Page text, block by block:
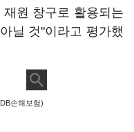
원 창구로 활용되는
닐 것"이라고 평가했
손해보험)